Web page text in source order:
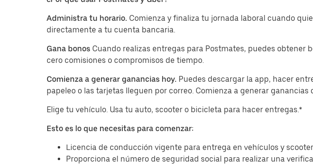
Administra tu horario. Comienza y finaliza tu jornada laboral cuando
directamente a tu cuenta bancaria.
Gana bonos Cuando realizas entregas para Postmates, puedes
cero comisiones o compromisos de tiempo.
Comienza a generar ganancias hoy. Puedes descargar la app, hacer
papeleo o las tarjetas lleguen por correo. Comienza a generar
Elige tu vehículo. Usa tu auto, scooter o bicicleta para hacer entregas.*
Esto es lo que necesitas para comenzar:
Licencia de conducción vigente para entrega en vehículos y
Proporciona el número de seguridad social para realizar una